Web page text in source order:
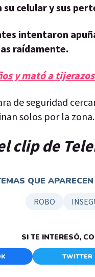
celular y sus
intentaron
raídamente.
y mató a
de seguridad
solos por la zona.
clip de
QUE
ROBO
SI TE INTERESÓ,
TWITTER